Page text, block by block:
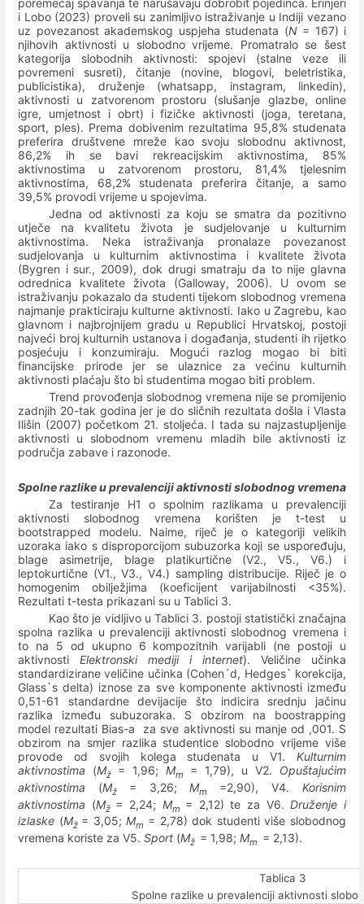
i Lobo (2023) proveli su zanimljivo istraživanje u Indiji vezano
uz povezanost akademskog uspjeha studenata (N= 167) i
njihovih aktivnosti u slobodno vrijeme. Promatralo se šest
kategorija slobodnih aktivnosti: spojevi (stalne veze ili
povremeni susreti), čitanje (novine, blogovi, beletristika,
publicistika), druženje (whatsapp, instagram, linkedin),
aktivnosti u zatvorenom prostoru (slušanje glazbe, online
igre, umjetnost i obrt) i fizičke aktivnosti (joga, teretana,
sport, ples). Prema dobivenim rezultatima 95,8% studenata
preferira društvene mreže kao svoju slobodnu aktivnost,
86,2% ih se bavi rekreacijskim aktivnostima, 85%
aktivnostima u zatvorenom prostoru, 81,4% tjelesnim
aktivnostima, 68,2% studenata preferira čitanje, a samo
39,5% provodi vrijeme u spojevima.
Jedna od aktivnosti za koju se smatra da pozitivno
utječe na kvalitetu života je sudjelovanje u kulturnim
aktivnostima. Neka istraživanja pronalaze povezanost
sudjelovanja u kulturnim aktivnostima i kvalitete života
(Bygren i sur., 2009), dok drugi smatraju da to nije glavna
odrednica kvalitete života (Galloway, 2006). U ovom se
istraživanju pokazalo da studenti tijekom slobodnog vremena
najmanje prakticiraju kulturne aktivnosti. Iako u Zagrebu, kao
glavnom i najbrojnijem gradu u Republici Hrvatskoj, postoji
najveći broj kulturnih ustanova i događanja, studenti ih rijetko
posjećuju i konzumiraju. Mogući razlog mogao bi biti
financijske prirode jer se ulaznice za većinu kulturnih
aktivnosti plaćaju što bi studentima mogao biti problem.
Trend provođenja slobodnog vremena nije se promijenio
zadnjih 20-tak godina jer je do sličnih rezultata došla i Vlasta
Ilišin (2007) početkom 21. stoljeća. I tada su najzastupljenije
aktivnosti u slobodnom vremenu mladih bile aktivnosti iz
područja zabave i razonode.
Spolne razlike u prevalenciji aktivnosti slobodnog vremena
Za testiranje H1 o spolnim razlikama u prevalenciji
aktivnosti slobodnog vremena korišten je t-test u
bootstrapped modelu. Naime, riječ je o kategoriji velikih
uzoraka iako s disproporcijom subuzorka koji se uspoređuju,
blage asimetrije, blage platikurtične (V2., V5., V6.) i
leptokurtične (V1., V3., V4.) sampling distribucije. Riječ je o
homogenim obilježjima (koeficijent varijabilnosti <35%).
Rezultati t-testa prikazani su u Tablici 3.
Kao što je vidljivo u Tablici 3. postoji statistički značajna
spolna razlika u prevalenciji aktivnosti slobodnog vremena i
to na 5 od ukupno 6 kompozitnih varijabli (ne postoji u
aktivnosti Elektronski mediji i internet). Veličine učinka
standardizirane veličine učinka (Cohen´d, Hedges` korekcija,
Glass`s delta) iznose za sve komponente aktivnosti između
0,51-61 standardne devijacije što indicira srednju jačinu
razlika između subuzoraka. S obzirom na boostrapping
model rezultati Bias-a
za sve aktivnosti su manje od ,001. S
obzirom na smjer razlika studentice slobodno vrijeme više
provode od svojih kolega studenata u V1. Kulturnim
aktivnostima (Mž = 1,96; Mm = 1,79), u V2. Opuštajućim
aktivnostima (Mž = 3,26;Mm =2,90), V4.Korisnim
aktivnostima (Mž = 2,24; Mm = 2,12) te za V6.Druženje i
izlaske (Mž = 3,05;Mm = 2,78) dok studenti više slobodnog
vremena koriste za V5. Sport (Mž = 1,98; Mm = 2,13).
Tablica 3
Spolne razlike u prevalenciji aktivnosti